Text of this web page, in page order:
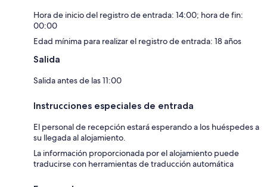
Hora de inicio del registro de entrada: 14:00; hora de fin:
00:00
Edad mínima para realizar el registro de entrada: 18 años
Salida
Salida antes de las 11:00
Instrucciones especiales de entrada
El personal de recepción estará esperando a los huéspedes a
su llegada al alojamiento.
La información proporcionada por el alojamiento puede
traducirse con herramientas de traducción automática